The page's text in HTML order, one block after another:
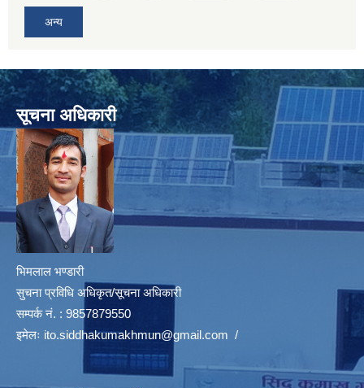
अन्य
सूचना अधिकारी
भिमलाल भण्डारी
सुचना प्रविधि अधिकृत/सूचना अधिकारी
सम्पर्क नं. : 9857879550
इमेलः ito.siddhakumakhmun@gmail.com /